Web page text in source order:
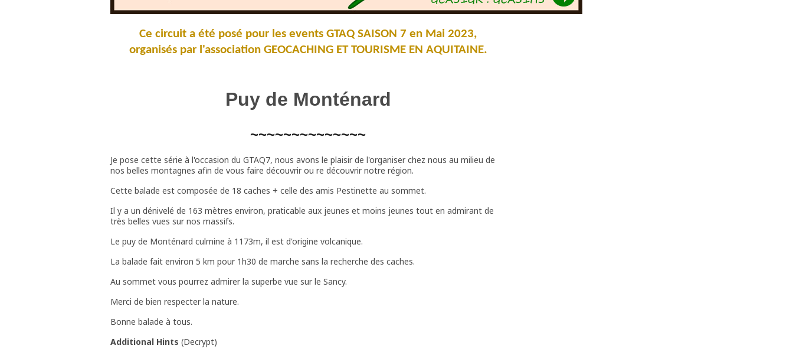
Ce circuit a été posé pour les events GTAQ SAISON 7 en Mai 2023,
organisés par l'association GEOCACHING ET TOURISME EN AQUITAINE.
Puy de Monténard
~~~~~~~~~~~~~~
Je pose cette série à l'occasion du GTAQ7, nous avons le plaisir de l'organiser chez nous au milieu de
nos belles montagnes afin de vous faire découvrir ou re découvrir notre région.
Cette balade est composée de 18 caches + celle des amis Pestinette au sommet.
Il y a un dénivelé de 163 mètres environ, praticable aux jeunes et moins jeunes tout en admirant de
très belles vues sur nos massifs.
Le puy de Monténard culmine à 1173m, il est d'origine volcanique.
La balade fait environ 5 km pour 1h30 de marche sans la recherche des caches.
Au sommet vous pourrez admirer la superbe vue sur le Sancy.
Merci de bien respecter la nature.
Bonne balade à tous.
Additional Hints (Decrypt)